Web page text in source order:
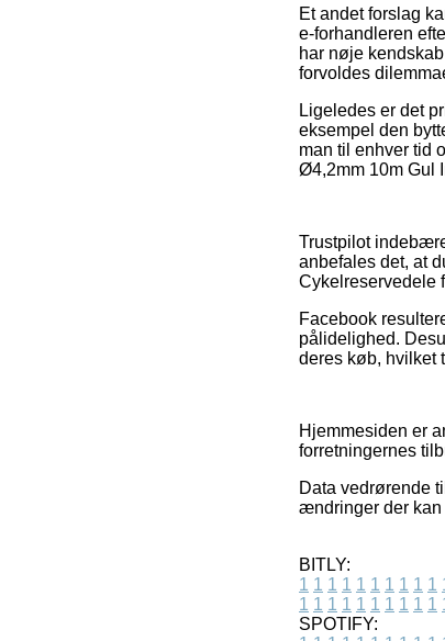
Et andet forslag
e-forhandleren
har nøje
forvoldes
Ligeledes er det
eksempel den
man til enhver tid
Ø4,2mm 10m Gul
Trustpilot
anbefales det, at
Cykelreservedele
Facebook
pålidelighed.
deres køb, hvilket
Hjemmesiden er
forretningernes
Data vedrørende
ændringer der kan
BITLY:
1 1 1 1 1 1 1 1 1 1
1 1 1 1 1 1 1 1 1 1
SPOTIFY: